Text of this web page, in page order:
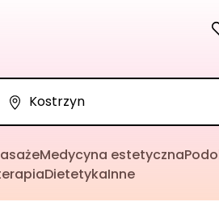
Medycyna estetyczna
DietetykaInne